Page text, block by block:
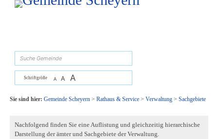
Zum Inhalt, zur Navigationoder zur Startseite springen.
Schriftgröße A A A
Sie sind hier: Gemeinde Scheyern> Rathaus & Service> Verwaltung> Sachgebiete
Nachfolgend finden Sie eine Auflistung und gleichzeitig hierarchische
Darstellung der ämter und Sachgebiete der Verwaltung.